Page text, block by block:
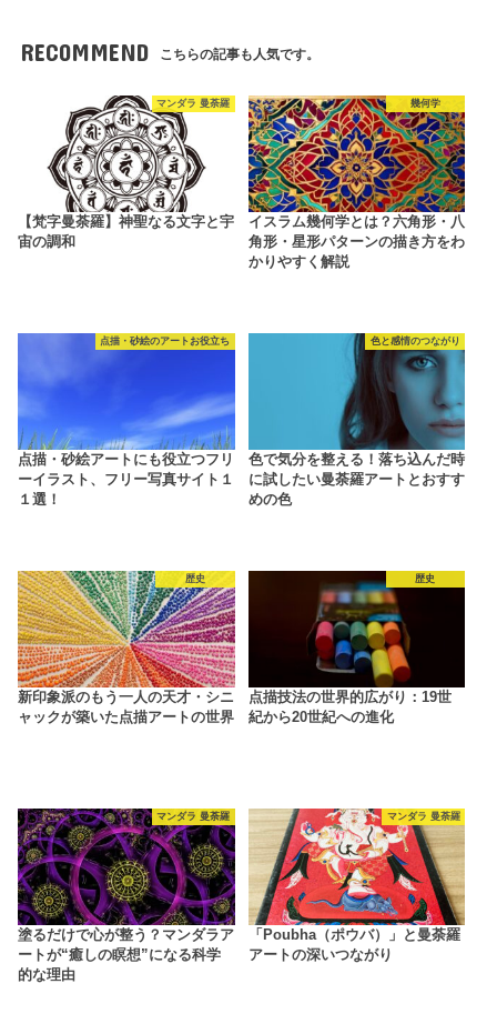
RECOMMEND こちらの記事も人気です。
マンダラ 曼荼羅
【梵字曼荼羅】神聖なる文字と宇
宙の調和
幾何学
イスラム幾何学とは？六角形・八
角形・星形パターンの描き方をわ
かりやすく解説
点描・砂絵のアートお役立ち
点描・砂絵アートにも役立つフリ
ーイラスト、フリー写真サイト１
１選！
色と感情のつながり
色で気分を整える！落ち込んだ時
に試したい曼荼羅アートとおすす
めの色
歴史
新印象派のもう一人の天才・シニ
ャックが築いた点描アートの世界
歴史
点描技法の世界的広がり：19世
紀から20世紀への進化
マンダラ 曼荼羅
塗るだけで心が整う？マンダラア
ートが“癒しの瞑想”になる科学
的な理由
マンダラ 曼荼羅
「Poubha（ポウバ）」と曼荼羅
アートの深いつながり